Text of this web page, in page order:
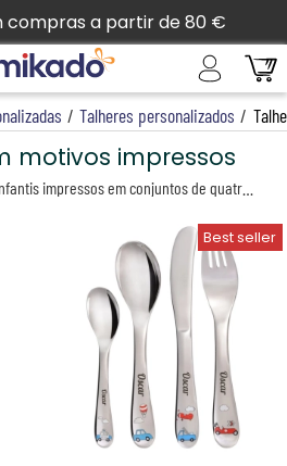
compras a partir de 80 €
/ Talheres personalizados /
motivos impressos